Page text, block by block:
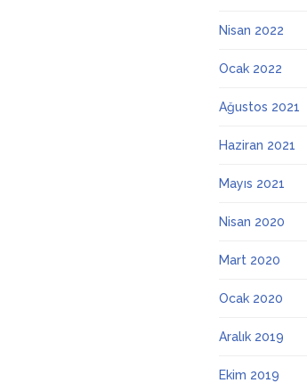
Nisan 2022
Ocak 2022
Ağustos 2021
Haziran 2021
Mayıs 2021
Nisan 2020
Mart 2020
Ocak 2020
Aralık 2019
Ekim 2019